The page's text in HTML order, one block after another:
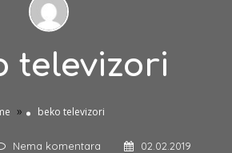
televizori
» beko televizori
Nema komentara 02.02.2019